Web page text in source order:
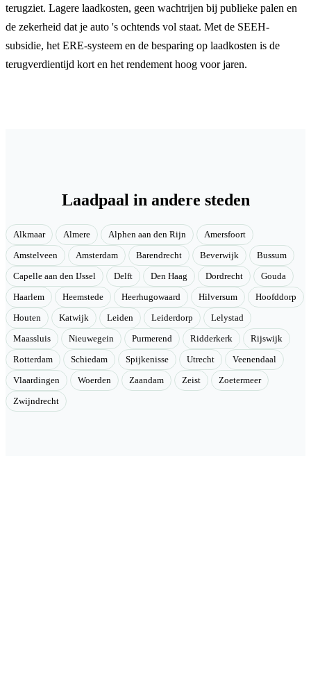
terugziet. Lagere laadkosten, geen wachtrijen bij publieke palen en
de zekerheid dat je auto 's ochtends vol staat. Met de SEEH-
subsidie, het ERE-systeem en de besparing op laadkosten is de
terugverdientijd kort en het rendement hoog voor jaren.
Laadpaal in andere steden
Alkmaar Almere Alphen aan den Rijn Amersfoort
Amstelveen Amsterdam Barendrecht Beverwijk Bussum
Capelle aan den IJssel Delft Den Haag Dordrecht Gouda
Haarlem Heemstede Heerhugowaard Hilversum Hoofddorp
Houten Katwijk Leiden Leiderdorp Lelystad
Maassluis Nieuwegein Purmerend Ridderkerk Rijswijk
Rotterdam Schiedam Spijkenisse Utrecht Veenendaal
Vlaardingen Woerden Zaandam Zeist Zoetermeer
Zwijndrecht